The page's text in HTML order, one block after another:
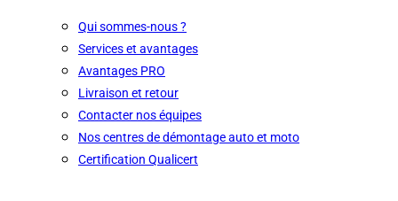
Qui sommes-nous ?
Services et avantages
Avantages PRO
Livraison et retour
Contacter nos équipes
Nos centres de démontage auto et moto
Certification Qualicert